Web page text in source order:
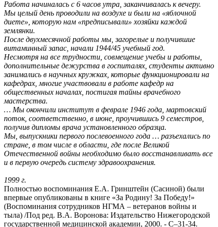
Работа начиналась с 6 часов утра, заканчивалась к вечеру.
Мы целый день проводили на воздухе и были на «яблочной
диете», которую нам «предписывали» хозяйки каждой
землянки.
После двухмесячной работы мы, загорелые и получившие
витаминный запас, начали 1944/45 учебный год.
Несмотря на все трудности, совмещение учебы и работы,
дополнительные дежурства в госпиталях, студенты активно
занимались в научных кружках, которые функционировали на
кафедрах, многие участвовали в работе кафедр на
общественных началах, постигая тайны врачебного
мастерства.
… Мы окончили институт в феврале 1946 года, мартовский
поток, соответственно, в июне, проучившись 9 семестров,
получив дипломы врача установленного образца.
Мы, выпускники первого послевоенного года … разъехались по
стране, в том числе в области, где после Великой
Отечественной войны необходимо было восстанавливать все
и в первую очередь систему здравоохранения.
1999 г.
Полностью воспоминания Е.А. Гринштейн (Сасиной) были
впервые опубликованы в книге «За Родину! За Победу!»
(Воспоминания сотрудников НГМА – ветеранов войны и
тыла) /Под ред. В.А. Воронова: Издательство Нижегородской
государственной медицинской академии, 2000. - С–31-34.